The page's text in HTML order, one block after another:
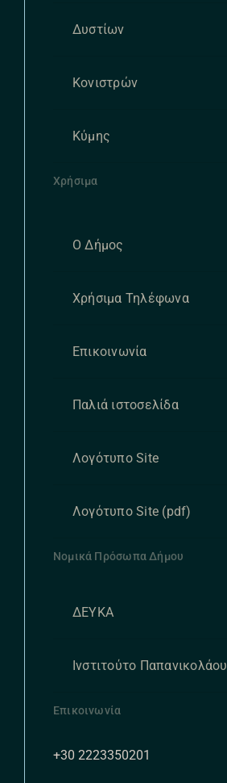
Δυστίων
Κονιστρών
Κύμης
Χρήσιμα
Ο Δήμος
Χρήσιμα Τηλέφωνα
Επικοινωνία
Παλιά ιστοσελίδα
Λογότυπο Site
Λογότυπο Site (pdf)
Νομικά Πρόσωπα Δήμου
ΔΕΥΚΑ
Ινστιτούτο Παπανικολάου
Επικοινωνία
+30 2223350201